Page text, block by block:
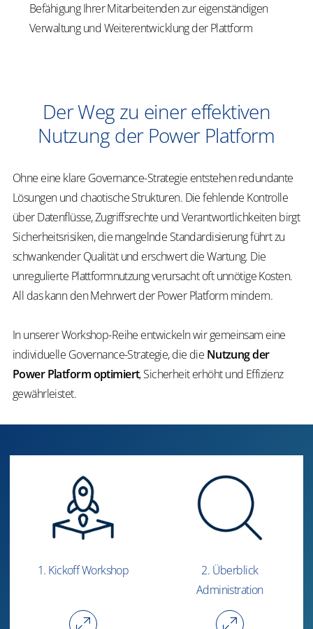
Befähigung Ihrer Mitarbeitenden zur eigenständigen
Verwaltung und Weiterentwicklung der Plattform
Der Weg zu einer effektiven
Nutzung der Power Platform
Ohne eine klare Governance-Strategie entstehen redundante
Lösungen und chaotische Strukturen. Die fehlende Kontrolle
über Datenflüsse, Zugriffsrechte und Verantwortlichkeiten birgt
Sicherheitsrisiken, die mangelnde Standardisierung führt zu
schwankender Qualität und erschwert die Wartung. Die
unregulierte Plattformnutzung verursacht oft unnötige Kosten.
All das kann den Mehrwert der Power Platform mindern.
In unserer Workshop-Reihe entwickeln wir gemeinsam eine
individuelle Governance-Strategie, die die Nutzung der
Power Platform optimiert, Sicherheit erhöht und Effizienz
gewährleistet.
1. Kickoff Workshop
2. Überblick
Administration